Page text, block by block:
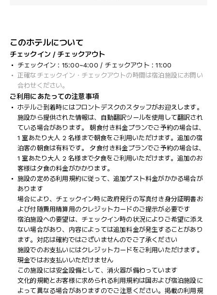
このホテルについて
チェックイン / チェックアウト
チェックイン : 15:00~4:00 / チェックアウト : 11:00
正確なチェックイン・チェックアウトの時間は宿泊施設にお問い
合わせください。
ご利用にあたっての注意事項
ホテルご到着時にはフロントデスクのスタッフがお迎えします。
施設から提供された情報は、自動翻訳ツールを使用して翻訳され
ている場合があります。 朝食付き料金プランでご予約の場合は、
1 室あたり大人 2 名様まで朝食をご利用いただけます。追加の宿
泊客の朝食は有料です。 夕食付き料金プランでご予約の場合は、
1 室あたり大人 2 名様まで夕食をご利用いただけます。追加のお
客様は夕食の料金がかかります。
施設の定める利用規約に従って、追加ゲスト料金がかかる場合が
あります
場合により、チェックイン時に政府発行の写真付き身分証明書お
よび付随費用精算用のクレジットカードのご提示が必要です
宿泊施設への要望は、チェックイン時の状況によりご希望に添え
ない場合があり、内容によっては追加料金が発生することがあり
ます。対応は確約ではございませんのでご了承ください
施設でのお支払いにはクレジットカードをご利用いただけます。
現金ではお支払いいただけません
この施設には安全設備として、消火器が備わっています
文化的規範とお客様に求められる利用規約は国および宿泊施設に
よって異なる場合がありますのでご注意ください。掲載の利用規